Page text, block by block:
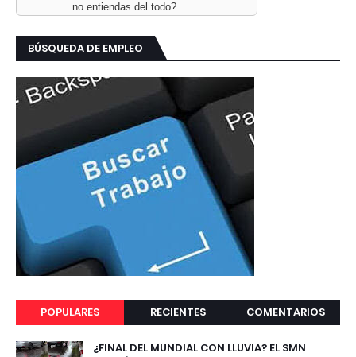
no entiendas del todo?
BÚSQUEDA DE EMPLEO
POPULARES RECIENTES COMENTARIOS
¿FINAL DEL MUNDIAL CON LLUVIA? EL SMN